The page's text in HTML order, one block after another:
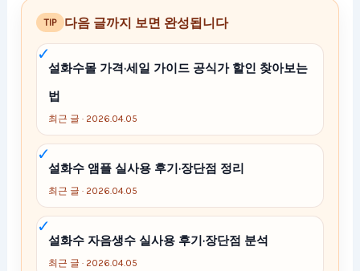
TIP 다음 글까지 보면 완성됩니다
설화수몰 가격·세일 가이드 공식가 할인 찾아보는
법
최근 글 · 2026.04.05
설화수 앰플 실사용 후기·장단점 정리
최근 글 · 2026.04.05
설화수 자음생수 실사용 후기·장단점 분석
최근 글 · 2026.04.05